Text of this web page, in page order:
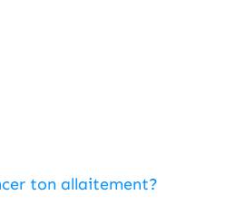
ton allaitement?